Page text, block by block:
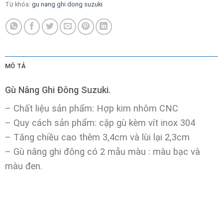
Từ khóa: gu nang ghi dong suzuki
MÔ TẢ
Gù Nâng Ghi Đông Suzuki.
– Chất liệu sản phẩm: Hợp kim nhôm CNC
– Quy cách sản phẩm: cặp gù kèm vít inox 304
– Tăng chiều cao thêm 3,4cm và lùi lại 2,3cm
– Gù nâng ghi đông có 2 mẫu màu : màu bạc và
màu đen.